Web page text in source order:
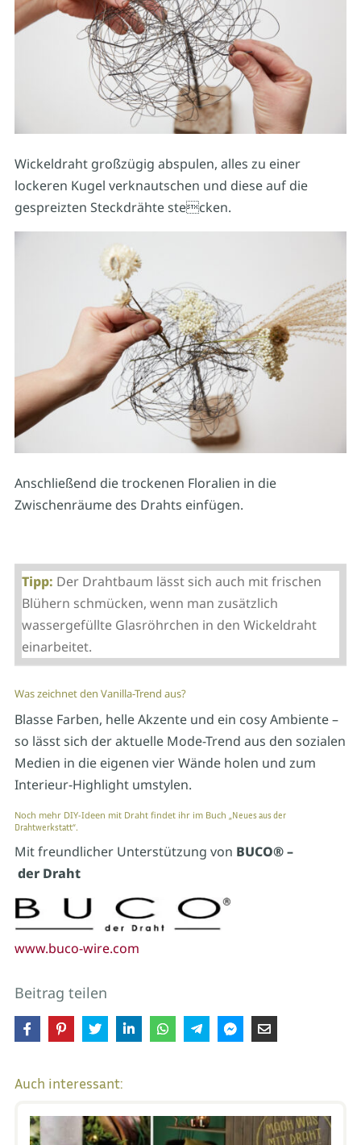
Wickeldraht großzügig abspulen, alles zu einer
lockeren Kugel verknautschen und diese auf die
gespreizten Steckdrähte stecken.
Anschließend die trockenen Floralien in die
Zwischenräume des Drahts einfügen.
Tipp: Der Drahtbaum lässt sich auch mit frischen
Blühern schmücken, wenn man zusätzlich
wassergefüllte Glasröhrchen in den Wickeldraht
einarbeitet.
Was zeichnet den Vanilla-Trend aus?
Blasse Farben, helle Akzente und ein cosy Ambiente –
so lässt sich der aktuelle Mode-Trend aus den sozialen
Medien in die eigenen vier Wände holen und zum
Interieur-Highlight umstylen.
Noch mehr DIY-Ideen mit Draht findet ihr im Buch
„Neues aus der
Drahtwerkstatt“.
Mit freundlicher Unterstützung von BUCO® –
der Draht
www.buco-wire.com
Beitrag teilen
Auch interessant: